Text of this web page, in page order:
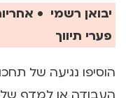
יבואן רשמי •
פערי תיווך
הוסיפו נגיעה של